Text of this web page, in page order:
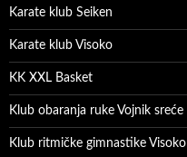
Karate klub Seiken
Karate klub Visoko
KK XXL Basket
Klub obaranja ruke Vojnik sreće
Klub ritmičke gimnastike Visoko